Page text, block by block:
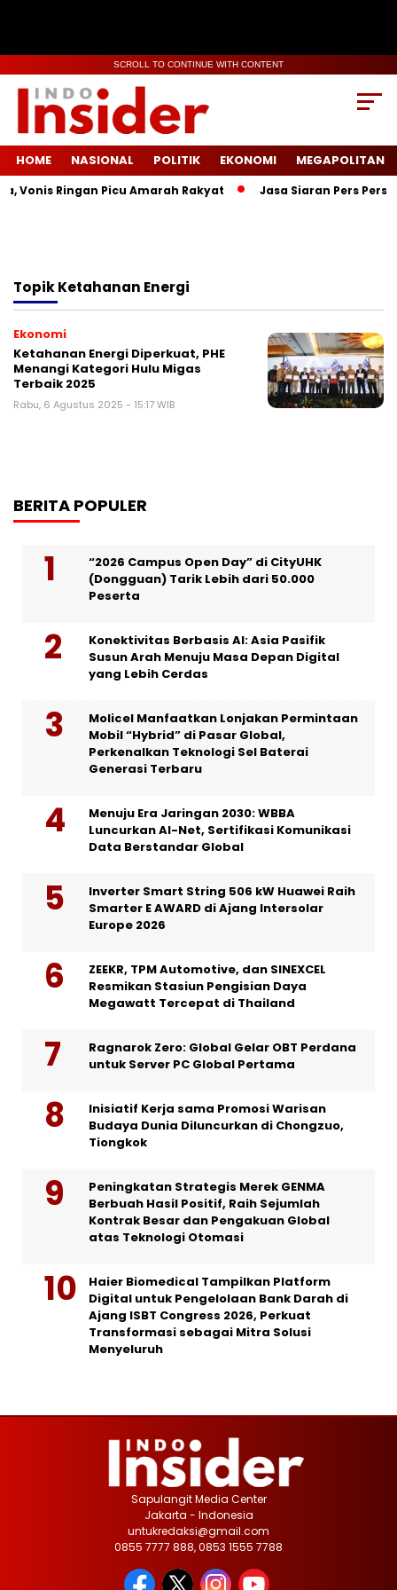
SCROLL TO CONTINUE WITH CONTENT
HOME NASIONAL POLITIK EKONOMI MEGAPOLITAN
Vonis Ringan Picu Amarah Rakyat Jasa Siaran Pers
TopikKetahanan Energi
Ekonomi
Ketahanan Energi Diperkuat, PHE
Menangi Kategori Hulu Migas
Terbaik 2025
Rabu, 6 Agustus 2025 - 15:17 WIB
BERITA POPULER
“2026 Campus Open Day” di CityUHK
(Dongguan) Tarik Lebih dari 50.000
Peserta
Konektivitas Berbasis AI: Asia Pasifik
Susun Arah Menuju Masa Depan Digital
yang Lebih Cerdas
Molicel Manfaatkan Lonjakan Permintaan
Mobil “Hybrid” di Pasar Global,
Perkenalkan Teknologi Sel Baterai
Generasi Terbaru
Menuju Era Jaringan 2030: WBBA
Luncurkan AI-Net, Sertifikasi Komunikasi
Data Berstandar Global
Inverter Smart String 506 kW Huawei Raih
Smarter E AWARD di Ajang Intersolar
Europe 2026
ZEEKR, TPM Automotive, dan SINEXCEL
Resmikan Stasiun Pengisian Daya
Megawatt Tercepat di Thailand
Ragnarok Zero: Global Gelar OBT Perdana
untuk Server PC Global Pertama
Inisiatif Kerja sama Promosi Warisan
Budaya Dunia Diluncurkan di Chongzuo,
Tiongkok
Peningkatan Strategis Merek GENMA
Berbuah Hasil Positif, Raih Sejumlah
Kontrak Besar dan Pengakuan Global
atas Teknologi Otomasi
Haier Biomedical Tampilkan Platform
Digital untuk Pengelolaan Bank Darah di
Ajang ISBT Congress 2026, Perkuat
Transformasi sebagai Mitra Solusi
Menyeluruh
Sapulangit Media Center
Jakarta - Indonesia
untukredaksi@gmail.com
0855 7777 888, 0853 1555 7788